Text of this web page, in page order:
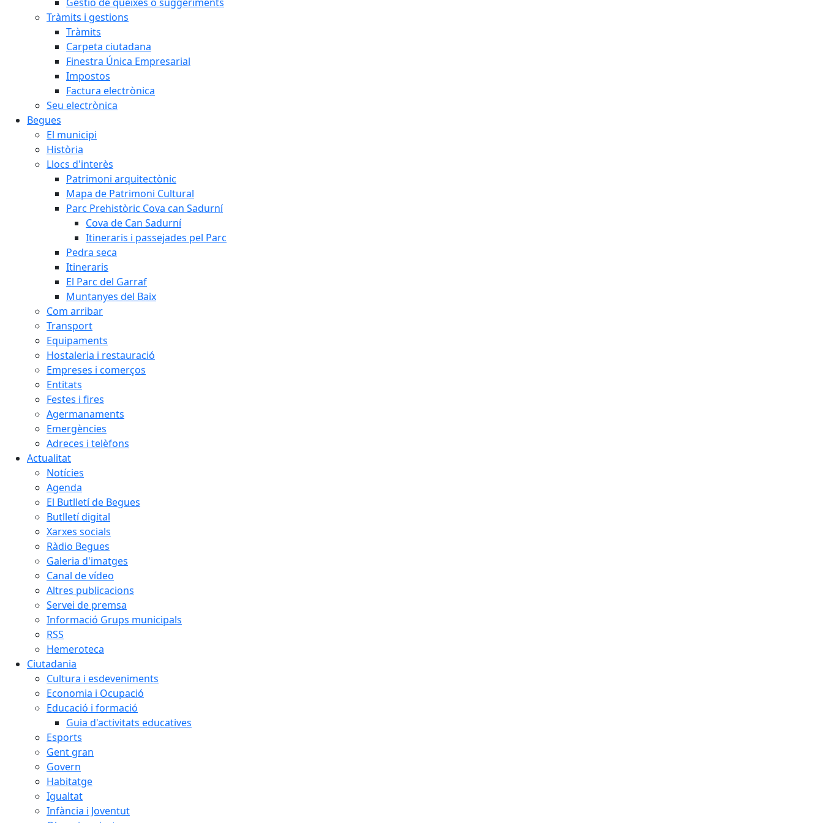
Tràmits i gestions
Tràmits
Carpeta ciutadana
Finestra Única Empresarial
Impostos
Factura electrònica
Seu electrònica
Begues
El municipi
Història
Llocs d'interès
Patrimoni arquitectònic
Mapa de Patrimoni Cultural
Parc Prehistòric Cova can Sadurní
Cova de Can Sadurní
Itineraris i passejades pel Parc
Pedra seca
Itineraris
El Parc del Garraf
Muntanyes del Baix
Com arribar
Transport
Equipaments
Hostaleria i restauració
Empreses i comerços
Entitats
Festes i fires
Agermanaments
Emergències
Adreces i telèfons
Actualitat
Notícies
Agenda
El Butlletí de Begues
Butlletí digital
Xarxes socials
Ràdio Begues
Galeria d'imatges
Canal de vídeo
Altres publicacions
Servei de premsa
Informació Grups municipals
RSS
Hemeroteca
Ciutadania
Cultura i esdeveniments
Economia i Ocupació
Educació i formació
Guia d'activitats educatives
Esports
Gent gran
Govern
Habitatge
Igualtat
Infància i Joventut